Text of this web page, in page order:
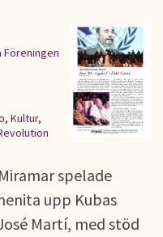
Föreningen
, Kultur,
spelade
upp Kubas
Martí, med stöd